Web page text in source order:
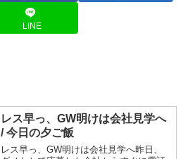
LINE
レス早っ、GW明けは会社見学へ
/ 今日の夕ご飯
レス早っ、GW明けは会社見学へ昨日、